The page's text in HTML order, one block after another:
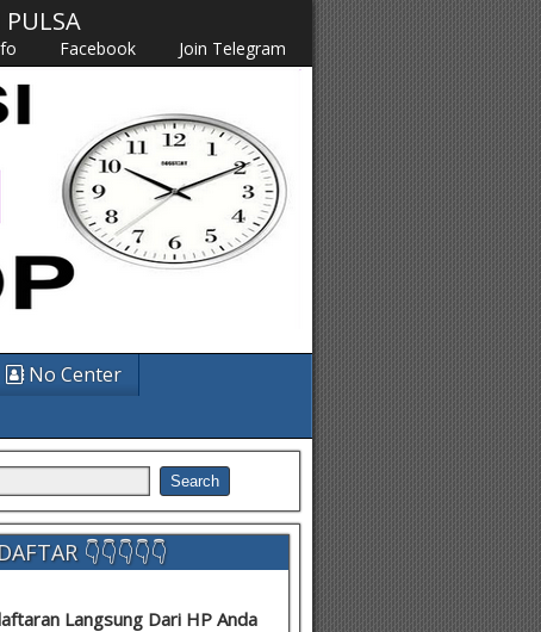
Facebook Join Telegram
No Center
👇👇👇👇👇
Langsung Dari HP Anda